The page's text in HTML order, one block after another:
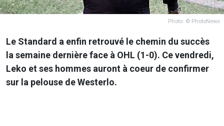
Photo: © PhotoNews
Le Standard a enfin retrouvé le chemin du succès
la semaine dernière face à OHL (1-0). Ce vendredi,
Leko et ses hommes auront à coeur de confirmer
sur la pelouse de Westerlo.